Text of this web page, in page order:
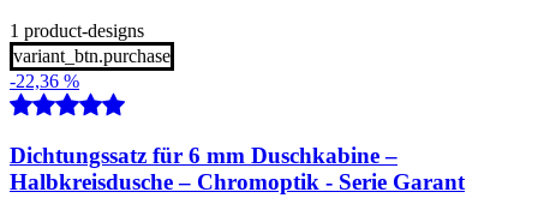
1 product-designs
variant_btn.purchase
-22,36 %
Dichtungssatz für 6 mm Duschkabine –
Halbkreisdusche – Chromoptik - Serie Garant